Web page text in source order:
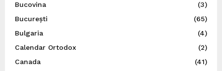
Bucovina
(3)
București
(65)
Bulgaria
(4)
Calendar Ortodox
(2)
Canada
(41)